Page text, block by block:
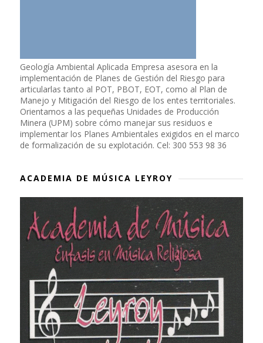
Geología Ambiental Aplicada Empresa asesora en la
implementación de Planes de Gestión del Riesgo para
articularlas tanto al POT, PBOT, EOT, como al Plan de
Manejo y Mitigación del Riesgo de los entes territoriales.
Orientamos a las pequeñas Unidades de Producción
Minera (UPM) sobre cómo manejar sus residuos e
implementar los Planes Ambientales exigidos en el marco
de formalización de su explotación. Cel: 300 553 98 36
ACADEMIA DE MÚSICA LEYROY